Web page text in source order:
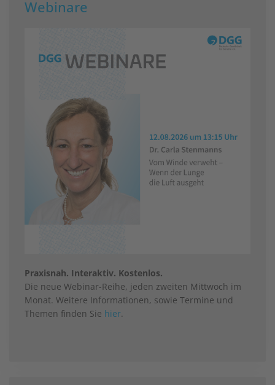
Webinare
Praxisnah. Interaktiv. Kostenlos.
Die neue Webinar-Reihe, jeden zweiten Mittwoch im
Monat. Weitere Informationen, sowie Termine und
Themen finden Sie hier.